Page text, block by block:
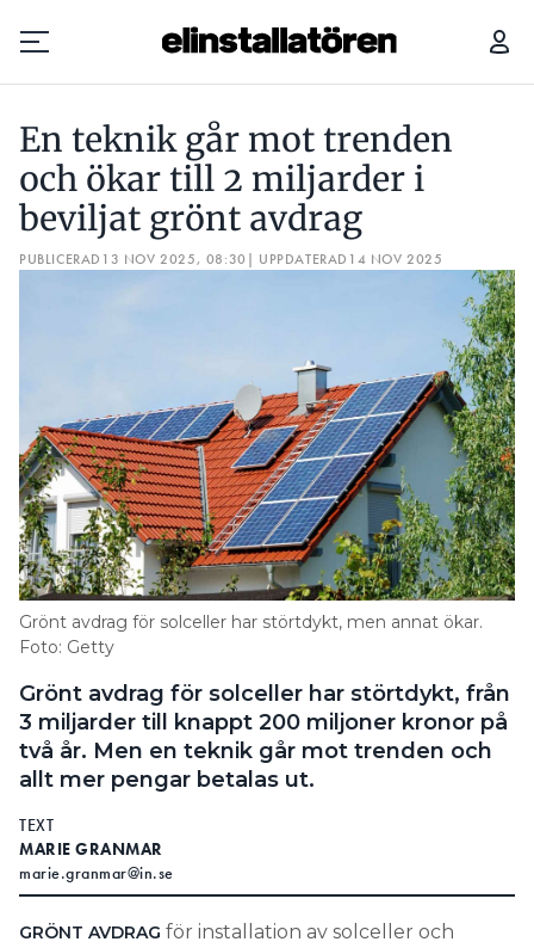
Prenumerera
Hantera prenumeration
Lediga jobb
Läs E-tidningen
Om tidningen
Kontakt
Personuppgifter
Search for:
En teknik går mot trenden
och ökar till 2 miljarder i
beviljat grönt avdrag
PUBLICERAD 13 NOV 2025, 08:30 | UPPDATERAD 14 NOV 2025
Grönt avdrag för solceller har störtdykt, men annat ökar.
Foto: Getty
Grönt avdrag för solceller har störtdykt, från
3 miljarder till knappt 200 miljoner kronor på
två år. Men en teknik går mot trenden och
allt mer pengar betalas ut.
TEXT
MARIE GRANMAR
marie.granmar@in.se
GRÖNT AVDRAG för installation av solceller och